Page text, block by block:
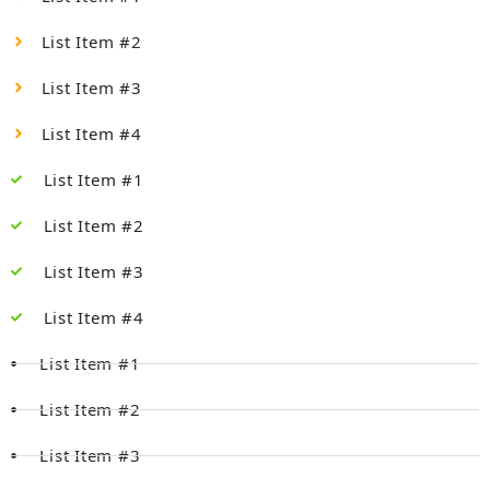
List Item #2
List Item #3
List Item #4
List Item #1
List Item #2
List Item #3
List Item #4
List Item #1
List Item #2
List Item #3